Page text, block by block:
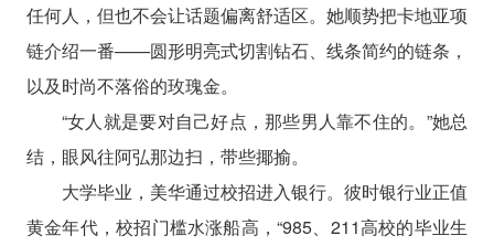
任何人，但也不会让话题偏离舒适区。她顺势把卡地亚项
链介绍一番——圆形明亮式切割钻石、线条简约的链条，
以及时尚不落俗的玫瑰金。
“女人就是要对自己好点，那些男人靠不住的。”她总
结，眼风往阿弘那边扫，带些揶揄。
大学毕业，美华通过校招进入银行。彼时银行业正值
黄金年代，校招门槛水涨船高，“985、211高校的毕业生